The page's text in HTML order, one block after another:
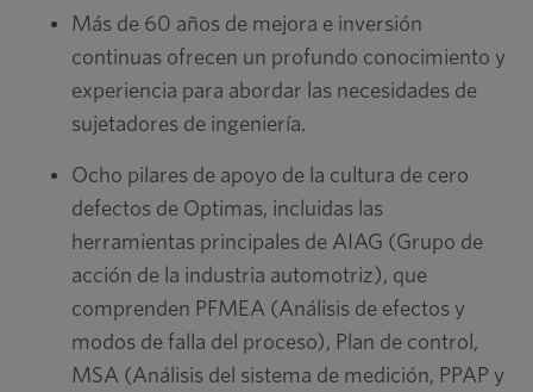
Más de 60 años de mejora e inversión
continuas ofrecen un profundo conocimiento y
experiencia para abordar las necesidades de
sujetadores de ingeniería.
Ocho pilares de apoyo de la cultura de cero
defectos de Optimas, incluidas las
herramientas principales de AIAG (Grupo de
acción de la industria automotriz), que
comprenden PFMEA (Análisis de efectos y
modos de falla del proceso), Plan de control,
MSA (Análisis del sistema de medición, PPAP y